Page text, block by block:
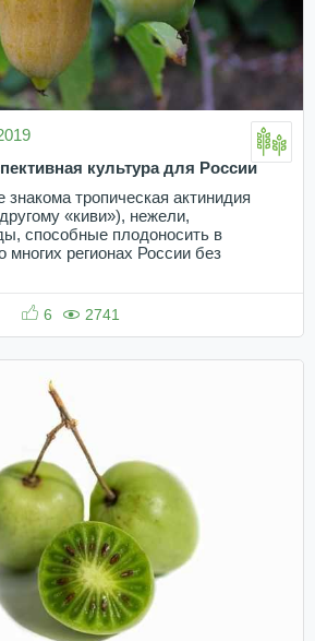
культура для России
тропическая актинидия
«киви»), нежели,
способные плодоносить в
многих регионах России без
6 2741